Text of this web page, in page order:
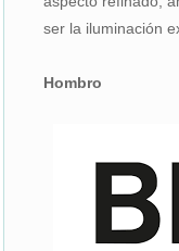
ser la iluminación
Hombro